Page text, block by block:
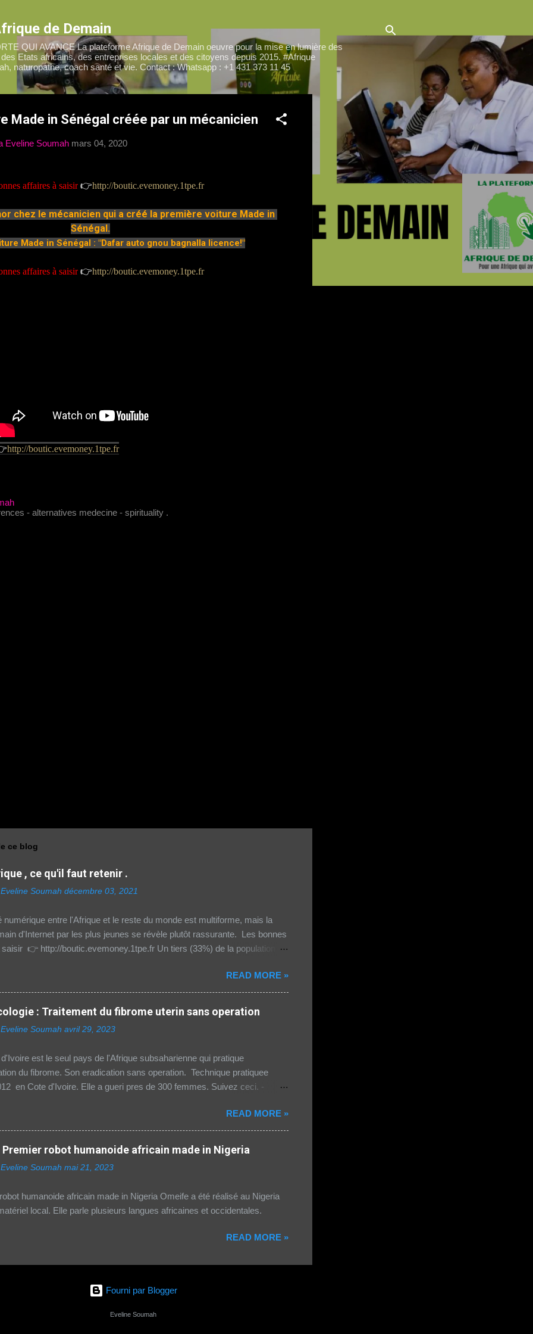
de Demain
QUI AVANCE La plateforme Afrique de Demain oeuvre pour la mise en lumière des
Etats africains, des entreprises locales et des citoyens depuis 2015. #Afrique
naturopathe, coach santé et vie. Contact : Whatsapp : +1 431 373 11 45
Made in Sénégal créée par un mécanicien
Eveline Soumah mars 04, 2020
affaires à saisir👉http://boutic.evemoney.1tpe.fr
chez le mécanicien qui a créé la première voiture Made in
Sénégal.
Made in Sénégal : "Dafar auto gnou bagnalla licence!"
affaires à saisir👉http://boutic.evemoney.1tpe.fr
http://boutic.evemoney.1tpe.fr
- alternatives medecine - spirituality .
ce blog
, ce qu'il faut retenir .
Soumah décembre 03, 2021
numérique entre l'Afrique et le reste du monde est multiforme, mais la
d'Internet par les plus jeunes se révèle plutôt rassurante. Les bonnes
👉 http://boutic.evemoney.1tpe.fr Un tiers (33%) de la population
de l'Union internationale des télécommunications (UIT) sur la
numérique dans le monde. Si entre 2019 et 2021 l'utilisation d'Internet
de 23% dans cette partie du monde, cette dernière est celle
au web reste difficile – notamment pour les femmes et les personnes
rurale – , mais aussi le plus coûteux. Cinq faits pour appréhender le
15% de la population rurale. A l'échelle de la planète, les habitants des
sont deux fois...
READ MORE »
: Traitement du fibrome uterin sans operation
Soumah avril 29, 2023
est le seul pays de l'Afrique subsaharienne qui pratique
du fibrome. Son eradication sans operation. Technique pratiquee
en Cote d'Ivoire. Elle a gueri pres de 300 femmes. Suivez ceci. -
READ MORE »
: Premier robot humanoide africain made in Nigeria
Soumah mai 21, 2023
humanoide africain made in Nigeria Omeife a été réalisé au Nigeria
local. Elle parle plusieurs langues africaines et occidentales.
READ MORE »
Fourni par Blogger
Eveline Soumah